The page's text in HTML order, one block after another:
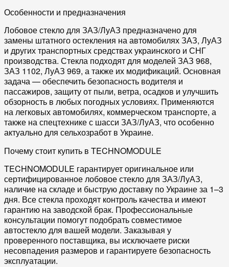
Особенности и предназначения
Лобовое стекло для ЗАЗ/ЛуАЗ предназначено для
замены штатного остекления на автомобиляхЗАЗ, ЛуАЗ
и других транспортных средствах украинского и СНГ
производства. Стекла подходят для моделей ЗАЗ 968,
ЗАЗ 1102, ЛуАЗ 969, а также их модификаций. Основная
задача — обеспечить безопасность водителя и
пассажиров, защиту от пыли, ветра, осадков и улучшить
обзорность в любых погодных условиях. Применяются
налегковых автомобилях, коммерческом транспорте, а
также наспецтехникес шасси ЗАЗ/ЛуАЗ, что особенно
актуально для сельхозработ в Украине.
Почему стоит купить в TECHNOMODULE
TECHNOMODULE гарантирует оригинальное или
сертифицированноелобовое стекло для ЗАЗ/ЛуАЗ,
наличие на складе и быструю доставку по Украине за 1–3
дня. Все стекла проходят контроль качества и имеют
гарантию на заводской брак. Профессиональные
консультации помогут подобрать совместимое
автостеклодля вашей модели. Заказывая у
проверенного поставщика, вы исключаете риски
несовпадения размеров и гарантируете безопасность
эксплуатации.